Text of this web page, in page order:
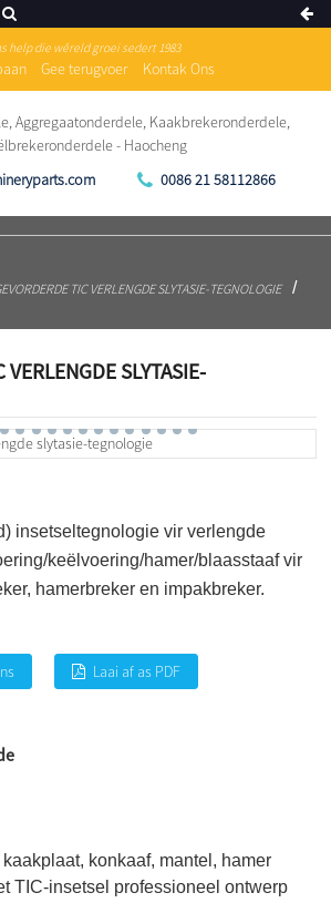
help die wêreld groei sedert 1983
Gee terugvoer Kontak Ons
0086 21 58112866
TIC VERLENGDE SLYTASIE-TEGNOLOGIE
VERLENGDE SLYTASIE-
insetseltegnologie vir verlengde
keëlvoering/hamer/blaasstaaf vir
hamerbreker en impakbreker.
Laai af as PDF
kaakplaat, konkaaf, mantel, hamer
TIC-insetsel professioneel ontwerp